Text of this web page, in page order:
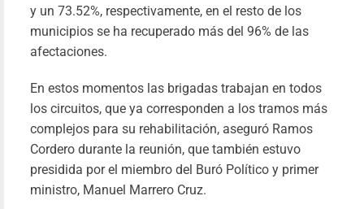
y un 73.52%, respectivamente, en el resto de los
municipios se ha recuperado más del 96% de las
afectaciones.
En estos momentos las brigadas trabajan en todos
los circuitos, que ya corresponden a los tramos más
complejos para su rehabilitación, aseguró Ramos
Cordero durante la reunión, que también estuvo
presidida por el miembro del Buró Político y primer
ministro, Manuel Marrero Cruz.